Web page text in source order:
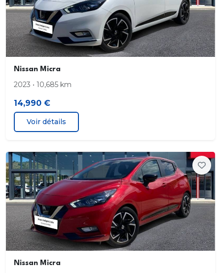
Nissan Micra
2023 • 10,685 km
14,990 €
Voir détails
Nissan Micra